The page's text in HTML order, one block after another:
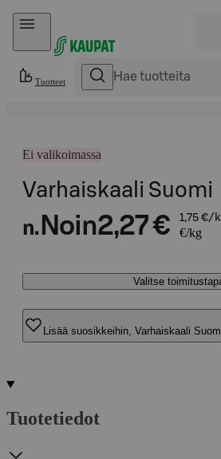
Hyppää sisältöön
Tuotteet
Ei valikoimassa
Varhaiskaali Suomi
n. Noin2,27 € 1,75 €/
€/kg
Valitse
Lisää suosikkeihin, Varhaiskaali
Tuotetiedot